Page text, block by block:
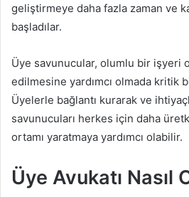
geliştirmeye daha fazla zaman ve
başladılar.
Üye savunucular, olumlu bir işyeri
edilmesine yardımcı olmada kritik
Üyelerle bağlantı kurarak ve
savunucuları herkes için daha
ortamı yaratmaya yardımcı olabilir.
Üye Avukatı Nasıl